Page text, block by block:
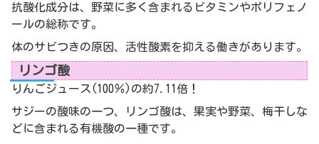
抗酸化成分は、野菜に多く含まれるビタミンやポリフェノ
ールの総称です。
体のサビつきの原因、活性酸素を抑える働きがあります。
リンゴ酸
りんごジュース(100％)の約7.11倍！
サジーの酸味の一つ、リンゴ酸は、果実や野菜、梅干しな
どに含まれる有機酸の一種です。